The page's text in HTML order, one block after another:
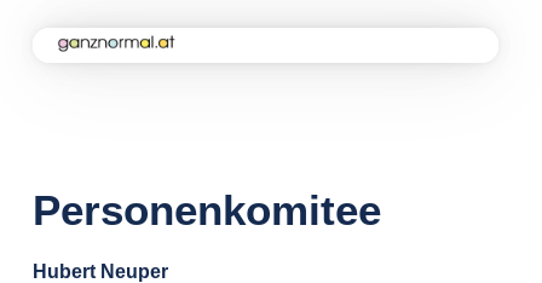
Aktuelles
Personenkomitee
Hubert Neuper